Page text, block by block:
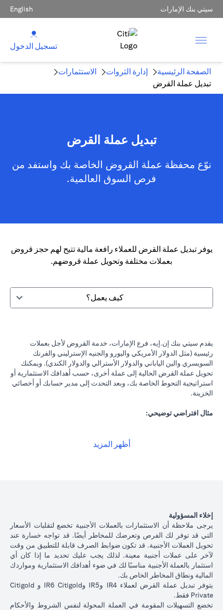
سيتي بنك الإمارات English
تسجيل الدخول
الصفحة الرئيسية إدارة الثروات
الاستثمارات
تبديل عملة القرض
تبديل عملة القرض
نوّع محفظة عملة القروض الخاصة بك واستفد من
فرص السوق العالمية.
يوفر تبديل عملة القرض للعملاء رافعة مالية تتيح لهم حجز قروض
بعملات مختلفة وتحويل عملة قروضهم.
كيف يعمل؟
يقدم سيتي بنك إن.إيه، فرع الإمارات، خدمة القروض لأجل بعملات
رئيسية (مثل الدولار الأمريكي واليورو والجنيه الإسترليني والفرنك
السويسري والين الياباني والدولار الأسترالي والدولار الكندي). ويمكنك
تحويل عملة القرض الحالية إلى عملة أخرى، حسب أهدافك الاستثمارية أو
استراتيجية التحوط الخاصة بك، وبعد التحدث إلى مدير حسابك أو أخصائي
الخزينة.
مثال افتراضي توضيحي:
الدولار الأمريكي، فيمكنك تحويل قرضك بالدولار الأمريكي إلى الين
القروض
التجارية
ياباني بسعر 105 دولار أمريكي / ين ياباني ( سعر العميل)
دولار أمريكي * 105 = 10,500,000 ين ياباني)
أصل
مبلغ
القرض +
الفائدة
بعد 1
إذا استمريت في قرض بالدولار الأمريكي، على أساس سعر
2.00٪ سنويًا، فسيكون أصل القرض + الفائدة بعد شهر واحد
100،166.67 دولار أمريكي.
الآن بعد أن قمت بتحويل قرضك بالدولار الأمريكي إلى قرض
الياباني بسعر 105 دولار أمريكي / ين ياباني، بناءً على سعر
10,508,750 ين ياباني.
أظهر المزيد
إخلاء المسؤولية
يرجى ملاحظة أن الاستثمارات بالعملات الأجنبية تخضع لتقلبات الأسعار
التي قد توفر لك الفرص وتعرضك للمخاطر أيضًا. قد تواجه خسارة عند
تحويل العملات الأجنبية. قد تكون ضوابط الصرف قابلة للتطبيق من وقت
لآخر على عملات أجنبية معينة. لذلك يجب عليك تحديد ما إذا كان أي
استثمار بالعملة الأجنبية مناسبًا لك في ضوء أهدافك الاستثمارية ومواردك
المالية ونطاق المخاطر الخاص بك.
يتوفر تبديل عملة القرض لعملاء IR4 وIR5 وIR6 Citigold و Citigold
Private فقط.
تخضع التسهيلات المقومة في العملة المحولة لنفس الشروط والأحكام